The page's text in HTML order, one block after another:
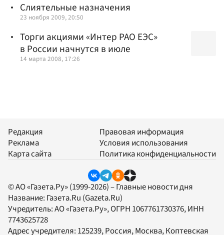
Слиятельные назначения
23 ноября 2009, 20:50
Торги акциями «Интер РАО ЕЭС»
в России начнутся в июле
14 марта 2008, 17:26
Редакция
Реклама
Карта сайта
Правовая информация
Условия использования
Политика конфиденциальности
© АО «Газета.Ру» (1999-2026) – Главные новости дня
Название: Газета.Ru (Gazeta.Ru)
Учредитель:АО «Газета.Ру», ОГРН 1067761730376, ИНН
7743625728
Адрес учредителя: 125239, Россия, Москва, Коптевская